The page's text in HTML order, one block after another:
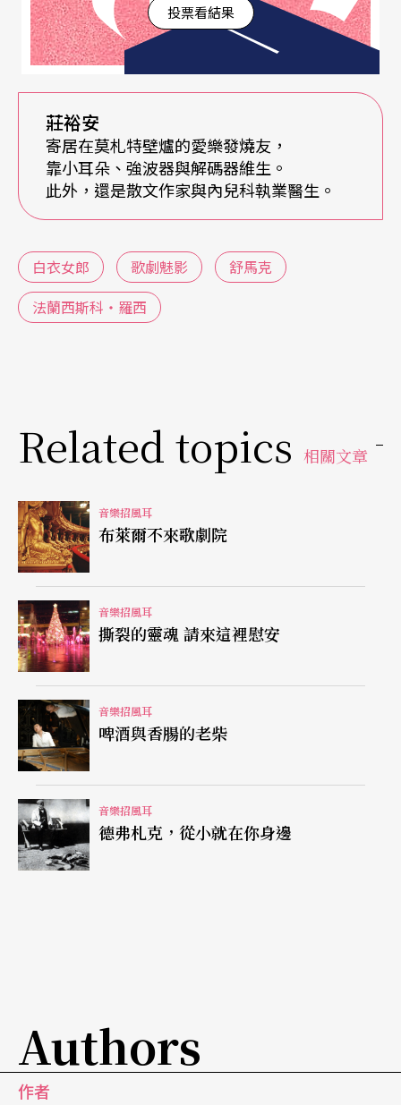
影子，布瑞頓文起八代之衰，以此劇號稱「普賽爾
三百年後倫敦第一戲」。洛伊‧韋伯可算沾光，但
還沒能打下同等地位。比較有趣的是，此戲受惠最
多的竟是變老變胖的二十世紀首席「魅影」克勞
佛，除了老驥伏櫪的堅強實力，人緣大概也來自觀
眾的懷舊風。
洛伊‧韋伯的成就，不在繼承布瑞頓這一端，而在
匯。當年影響《歌劇魅影》的兩個「原型」是《法
櫃奇兵》與《浮士德》，史匹柏超級強片席捲倫
氣，洛伊‧韋伯本想以古諾《浮士德》既成旋律為
基底，編寫非原創的《歌劇魅影》，幸好最後還是
電影票房在全球指標的美國，第一、二週分別拿下
第十與第九名，以「古典人口」只佔音樂類的百分
之五，已算天大熱門。華納早在一九八九年就鎖定
莎拉‧布萊曼買下版權，但此番並沒有砸下天價預
算。以蘇格蘭演員巴特勒取代原本預定的屈伏榙與
班德拉斯是局好棋，至少預算從八千萬英鎊減至五
千五百萬，銀子多花在看得見的服裝道具。啟用十
七歲的蘿森更是慧眼別具，氣質與音質都不負韋伯
招牌，是繼《西貢小姐》莎隆嘉之後的選角傳奇。
雖說，兩人的唱腔還是無法超越克勞佛與布萊曼那
個「決定盤」。
《紅磨坊》或《芝加哥》的新意。錯不在導演，而
是全片高漲的「韋伯意志」。電影版相當忠實再現
舞台劇原貌，廣角與特效尤其讓娛樂價值更上層
投票看結果
莊裕安
寄居在莫札特壁爐的愛樂發燒友，
靠小耳朵、強波器與解碼器維生。
此外，還是散文作家與內兒科執業醫生。
白衣女郎 歌劇魅影
舒馬克
法蘭西斯科‧羅西
Related topics 相關文章
音樂招風耳
布萊爾不來歌劇院
音樂招風耳
撕裂的靈魂 請來這裡慰安
音樂招風耳
啤酒與香腸的老柴
音樂招風耳
德弗札克，從小就在你身邊
Authors
作者